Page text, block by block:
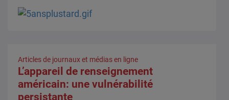
Articles de journaux et médias en ligne
L’appareil de renseignement
américain: une vulnérabilité
persistante